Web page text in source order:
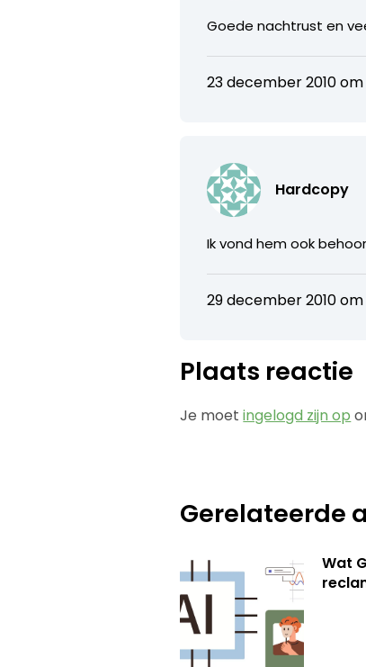
Goede nachtrust en
23 december 2010
Hardcopy
Ik vond hem ook
29 december 2010 om
Plaats reactie
Je moetingelogd zijn op
Gerelateerde
Wat